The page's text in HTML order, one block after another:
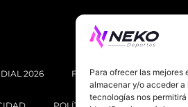
Para ofrecer las
almacenar y/o acceder
tecnologías nos
2026 FÚTBOL INTERNACIONAL